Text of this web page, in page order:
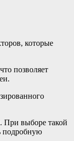
которые
позволяет
При выборе такой
подробную